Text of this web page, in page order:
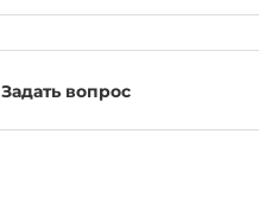
Задать вопрос